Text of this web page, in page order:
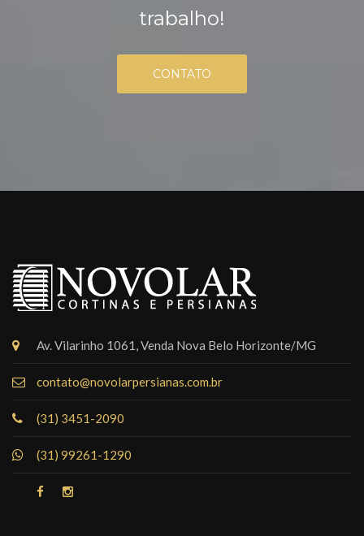
trabalho!
CONTATO
Av. Vilarinho 1061, Venda Nova Belo Horizonte/MG
contato@novolarpersianas.com.br
(31) 3451-2090
(31) 99261-1290